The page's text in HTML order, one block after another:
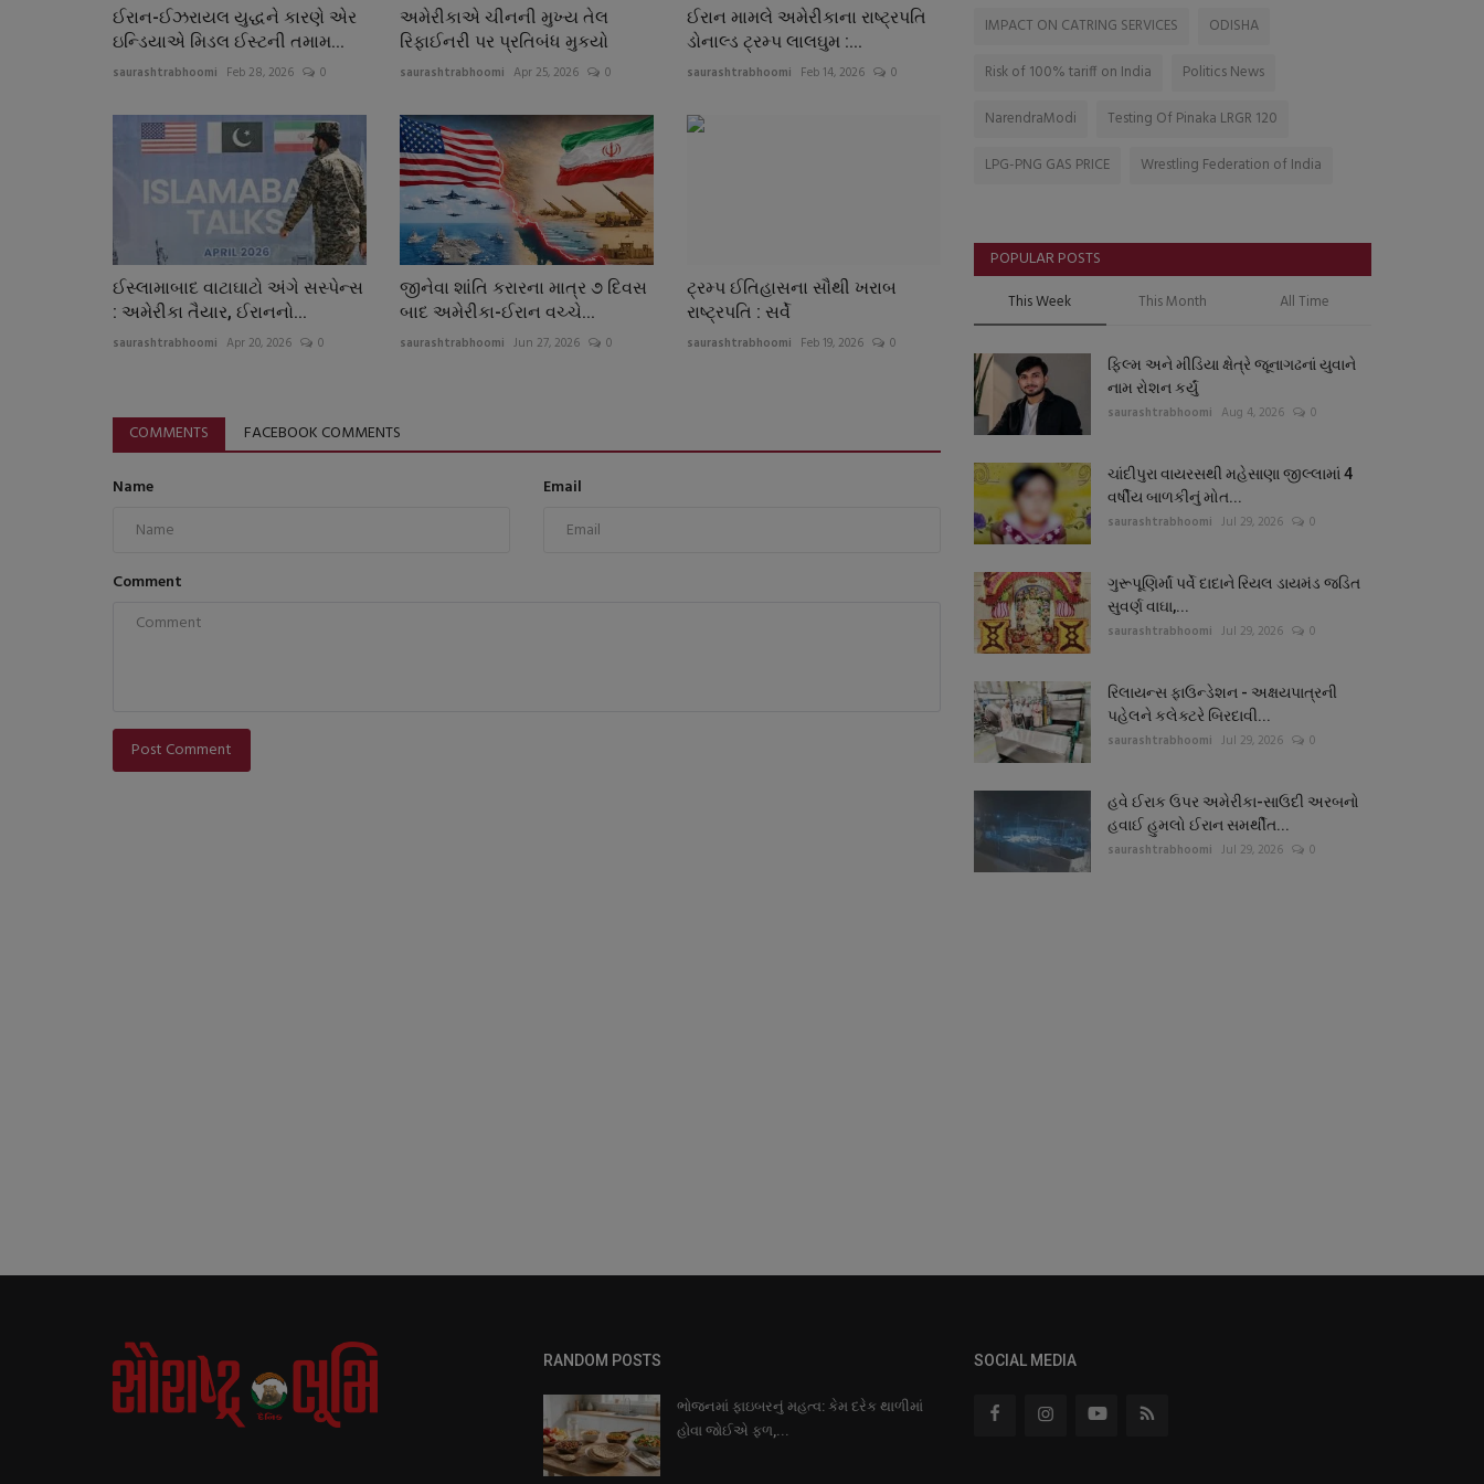
ઈરાન-ઈઝરાયલ યુદ્ધને કારણે એર
ઇન્ડિયાએ મિડલ ઈસ્ટની તમામ...
saurashtrabhoomi Feb 28, 2026 0
અમેરીકાએ ચીનની મુખ્ય તેલ
રિફાઈનરી પર પ્રતિબંધ મુકયો
saurashtrabhoomi Apr 25, 2026 0
ઈરાન મામલે અમેરીકાના રાષ્ટ્રપતિ
ડોનાલ્ડ ટ્રમ્પ લાલઘુમ :...
saurashtrabhoomi Feb 14, 2026 0
ઈસ્લામાબાદ વાટાઘાટો અંગે સસ્પેન્સ
: અમેરીકા તૈયાર, ઈરાનનો...
saurashtrabhoomi Apr 20, 2026 0
જીનેવા શાંતિ કરારના માત્ર ૭ દિવસ
બાદ અમેરીકા-ઈરાન વચ્ચે...
saurashtrabhoomi Jun 27, 2026 0
ટ્રમ્પ ઈતિહાસના સૌથી ખરાબ
રાષ્ટ્રપતિ : સર્વે
saurashtrabhoomi Feb 19, 2026 0
COMMENTS FACEBOOK COMMENTS
Name Email
Comment
Post Comment
IMPACT ON CATRING SERVICES
ODISHA
Risk of 100% tariff on India
Politics News
NarendraModi
Testing Of Pinaka LRGR 120
LPG-PNG GAS PRICE
Wrestling Federation of India
POPULAR POSTS
This Week This Month All Time
ફિલ્મ અને મીડિયા ક્ષેત્રે જૂનાગઢનાં યુવાને
નામ રોશન કર્યું
saurashtrabhoomi Aug 4, 2026 0
ચાંદીપુરા વાયરસથી મહેસાણા જીલ્લામાં 4
વર્ષીય બાળકીનું મોત...
saurashtrabhoomi Jul 29, 2026 0
ગુરૂપૂણિર્માં પર્વે દાદાને રિયલ ડાયમંડ જડિત
સુવર્ણ વાઘા,...
saurashtrabhoomi Jul 29, 2026 0
રિલાયન્સ ફાઉન્ડેશન - અક્ષયપાત્રની
પહેલને કલેક્ટરે બિરદાવી...
saurashtrabhoomi Jul 29, 2026 0
હવે ઈરાક ઉપર અમેરીકા-સાઉદી અરબનો
હવાઈ હુમલો ઈરાન સમર્થીત...
saurashtrabhoomi Jul 29, 2026 0
RANDOM POSTS
ભોજનમાં ફાઇબરનું મહત્વ: કેમ દરેક થાળીમાં
હોવા જોઈએ ફળ,...
SOCIAL MEDIA